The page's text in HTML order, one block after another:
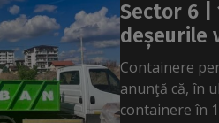
Sector 6 |
deșeurile
Containere
anunţă că, în
containere în